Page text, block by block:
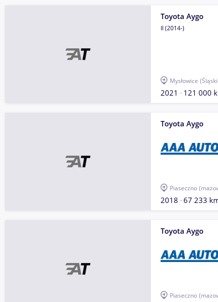
Toyota Aygo
II (2014-)
Mysłowice
2021 121 000
Toyota Aygo
Piaseczno
2018 67 233
Toyota Aygo
Piaseczno